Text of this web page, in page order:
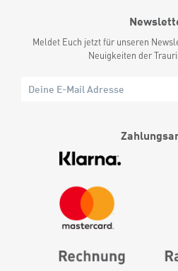
Meldet Euch jetzt für unseren
Neuigkeiten der